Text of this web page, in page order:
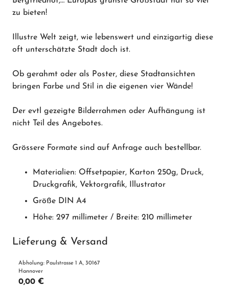
zu bieten!
Illustre Welt zeigt, wie lebenswert und einzigartig diese
oft unterschätzte Stadt doch ist.
Ob gerahmt oder als Poster, diese Stadtansichten
bringen Farbe und Stil in die eigenen vier Wände!
Der evtl gezeigte Bilderrahmen oder Aufhängung ist
nicht Teil des Angebotes.
Grössere Formate sind auf Anfrage auch bestellbar.
Materialien: Offsetpapier, Karton 250g, Druck,
Druckgrafik, Vektorgrafik, Illustrator
Größe DIN A4
Höhe: 297 millimeter / Breite: 210 millimeter
Lieferung & Versand
Abholung: Paulstrasse 1 A, 30167
Hannover
0,00 €